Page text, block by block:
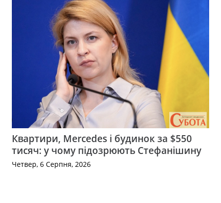
Квартири, Mercedes і будинок за $550
тисяч: у чому підозрюють Стефанішину
Четвер, 6 Серпня, 2026